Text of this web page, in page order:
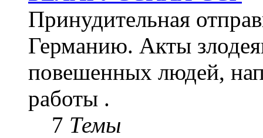
Принудительная
Германию. Акты
повешенных людей,
работы .
7 Темы